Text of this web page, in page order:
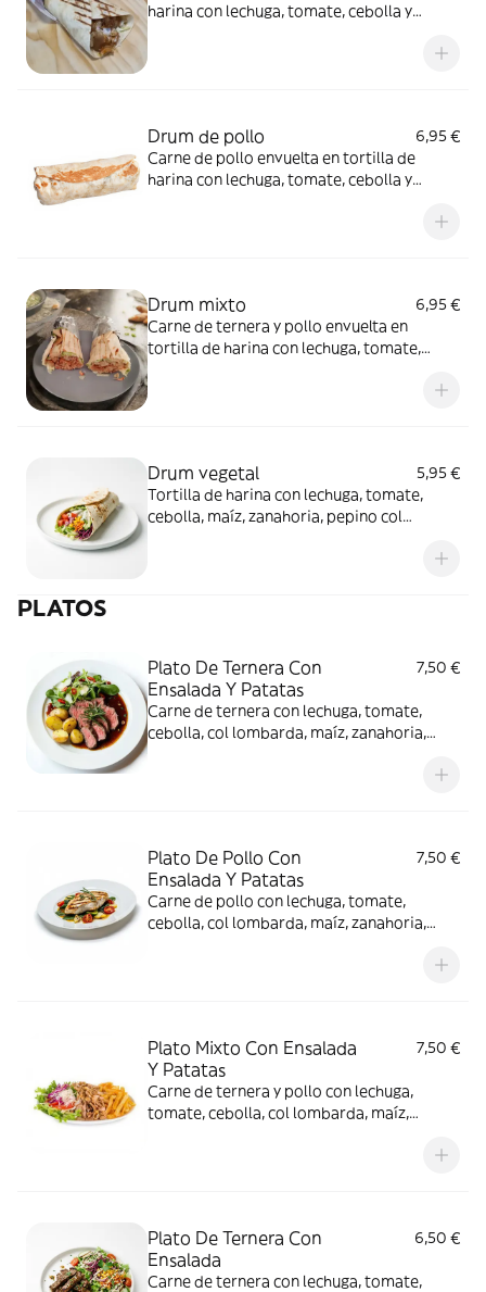
harina con lechuga, tomate, cebolla y
Drum de pollo
6,95 €
Carne de pollo envuelta en tortilla de
harina con lechuga, tomate, cebolla y
Drum mixto
6,95 €
Carne de ternera y pollo envuelta en
tortilla de harina con lechuga, tomate,
Drum vegetal
5,95 €
Tortilla de harina con lechuga, tomate,
cebolla, maíz, zanahoria, pepino col
PLATOS
Plato De Ternera Con
Ensalada Y Patatas
7,50 €
Carne de ternera con lechuga, tomate,
cebolla, col lombarda, maíz, zanahoria,
Plato De Pollo Con
Ensalada Y Patatas
7,50 €
Carne de pollo con lechuga, tomate,
cebolla, col lombarda, maíz, zanahoria,
Plato Mixto Con Ensalada
Y Patatas
7,50 €
Carne de ternera y pollo con lechuga,
tomate, cebolla, col lombarda, maíz,
Plato De Ternera Con
Ensalada
6,50 €
Carne de ternera con lechuga, tomate,